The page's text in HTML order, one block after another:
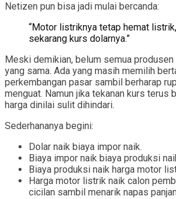
Netizen pun bisa jadi mulai bercanda:
“Motor listriknya tetap hemat
sekarang kurs dolarnya.”
Meski demikian, belum semua
yang sama. Ada yang masih memilih
perkembangan pasar sambil berharap
menguat. Namun jika tekanan kurs terus
harga dinilai sulit dihindari.
Sederhananya begini:
Dolar naik biaya impor naik.
Biaya impor naik biaya produksi
Biaya produksi naik harga motor
Harga motor listrik naik calon
cicilan sambil menarik napas